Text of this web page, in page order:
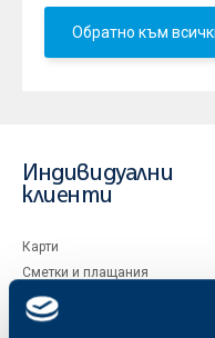
Обратно към
Индивидуални
клиенти
Карти
Сметки и плащания
Кредити
Спестявания и инвестиции